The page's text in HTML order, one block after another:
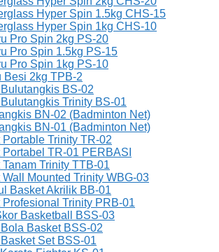
Hyper Spin 1.5kg CHS-15
Hyper Spin 1kg CHS-10
Pro Spin 2kg PS-20
Pro Spin 1.5kg PS-15
Pro Spin 1kg PS-10
Besi 2kg TPB-2
BS-02
Trinity BS-01
BN-02 (Badminton Net)
BN-01 (Badminton Net)
Trinity TR-02
TR-01 PERBASI
Trinity TTB-01
Mounted Trinity WBG-03
Basket Akrilik BB-01
Profesional Trinity PRB-01
Basketball BSS-03
Basket BSS-02
Set BSS-01